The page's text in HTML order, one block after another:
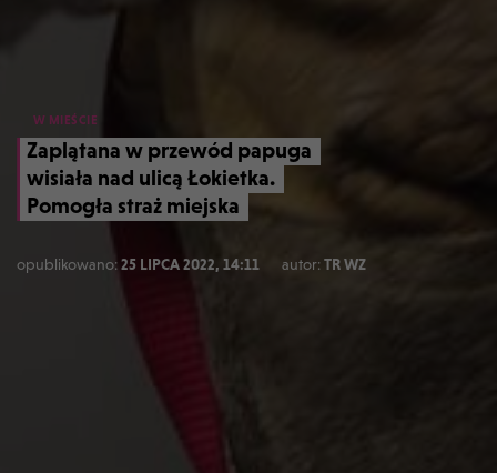
W MIEŚCIE
Zaplątana w przewód papuga
wisiała nad ulicą Łokietka.
Pomogła straż miejska
opublikowano:25 LIPCA 2022, 14:11 autor:TR WZ